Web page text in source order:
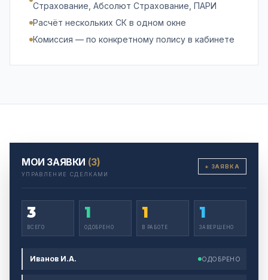
Страхование, Абсолют Страхование, ПАРИ
Расчёт нескольких СК в одном окне
Комиссия — по конкретному полису в кабинете
МОИ ЗАЯВКИ (3)
УПРАВЛЕНИЕ СДЕЛКАМИ
+ ЗАЯВКА
3
ВСЕГО
1
ОДОБРЕНО
1
В РАБОТЕ
1
ЗАВЕРШЕНО
Иванов И.А. ОДОБРЕНО